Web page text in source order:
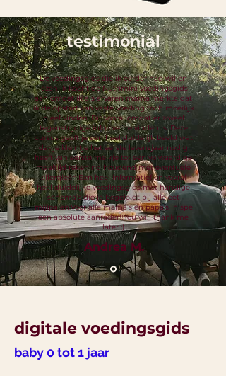
testimonial
De voedingsgids die ik eerder had willen
lezen!Ik kocht de Nutrimini voedingsgids
aan omdat ik als ervaren mama merkte dat
ik de opstart van vaste voeding toch moeilijk
bleef vinden. Dit vooral omdat er zoveel
tegenstrijdige info over te vinden is. Deze
cursus geeft je een heel duidelijk beeld wat
dat je kleintje het eerste levensjaar nodig
heeft van eerste melkje tot een volwaardige
maaltijd rekening houdend met eventuele
allergieën.Een heel informatief en vooral
heel duidelijke voedingsgids met handige
schema’s die je begeleidt bij alle eet
mijlpalen.Voor alle mama’s en papa’s in spe
een absolute aanrader!!You will thank me
later ;)
Andrea M.
digitale voedingsgids
baby 0 tot 1 jaar